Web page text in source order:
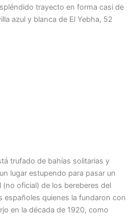
trayecto en forma casi de
azul y blanca de El Yebha, 52
trufado de bahías solitarias y
lugar estupendo para pasar un
(no oficial) de los bereberes del
españoles quienes la fundaron con
en la década de 1920, como